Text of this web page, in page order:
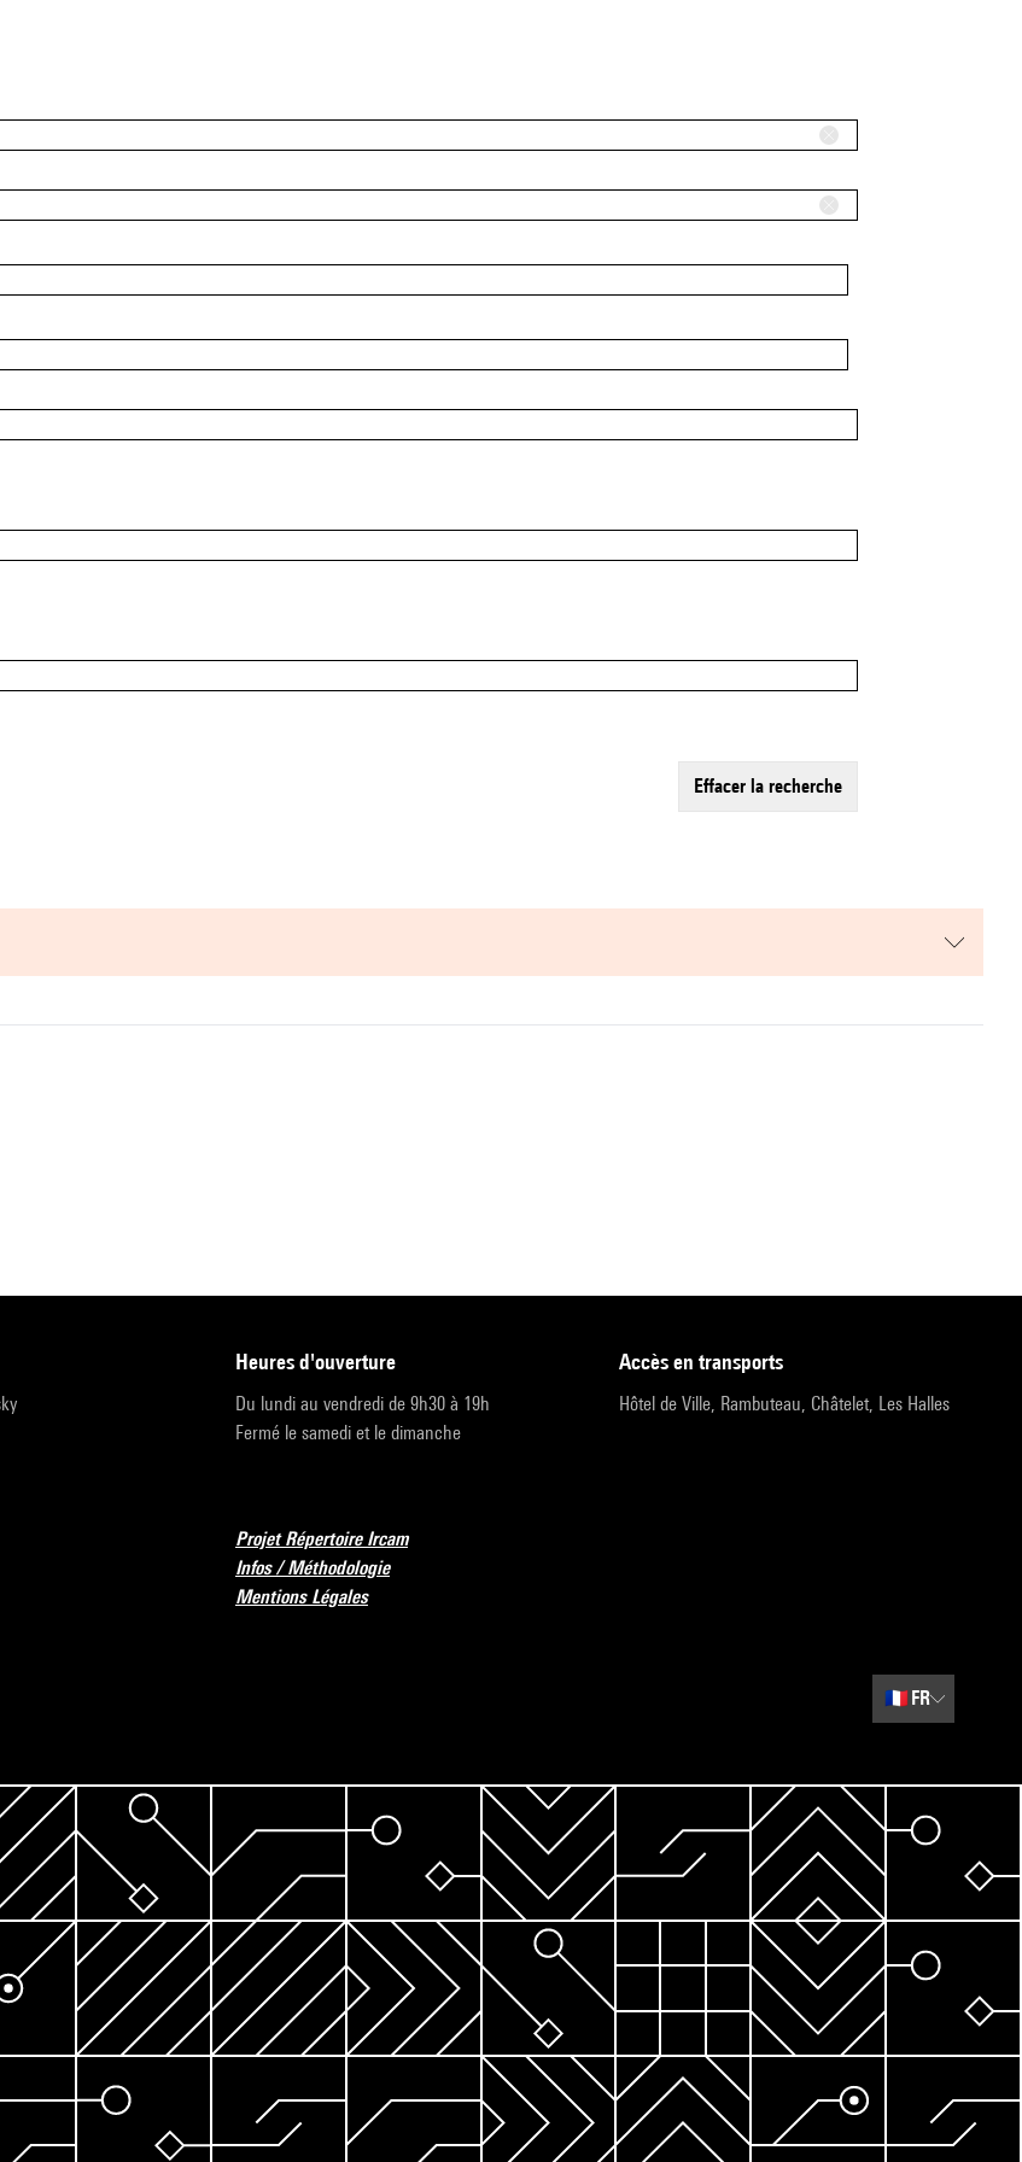
effacer la recherche
heures d'ouverture
Du lundi au vendredi de 9h30 à 19h
Fermé le samedi et le dimanche
accès en transports
Hôtel de Ville, Rambuteau, Châtelet, Les Halles
Projet Répertoire Ircam
Infos / Méthodologie
Mentions Légales
🇫🇷 FR